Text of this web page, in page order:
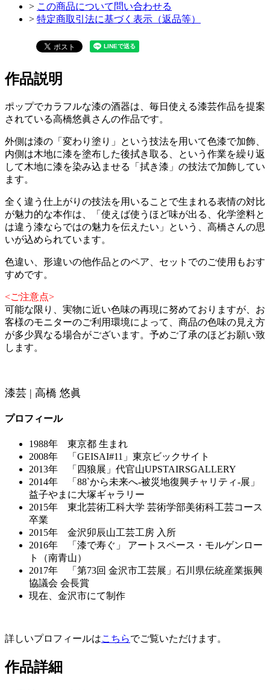
> この商品について問い合わせる
> 特定商取引法に基づく表示（返品等）
作品説明
ポップでカラフルな漆の酒器は、毎日使える漆芸作品を提案
されている高橋悠眞さんの作品です。
外側は漆の「変わり塗り」という技法を用いて色漆で加飾、
内側は木地に漆を塗布した後拭き取る、という作業を繰り返
して木地に漆を染み込ませる「拭き漆」の技法で加飾してい
ます。
全く違う仕上がりの技法を用いることで生まれる表情の対比
が魅力的な本作は、「使えば使うほど味が出る、化学塗料と
は違う漆ならではの魅力を伝えたい」という、高橋さんの思
いが込められています。
色違い、形違いの他作品とのペア、セットでのご使用もおす
すめです。
<ご注意点>
可能な限り、実物に近い色味の再現に努めておりますが、お
客様のモニターのご利用環境によって、商品の色味の見え方
が多少異なる場合がございます。予めご了承のほどお願い致
します。
漆芸 | 高橋 悠眞
プロフィール
1988年 東京都 生まれ
2008年 「GEISAI#11」東京ビックサイト
2013年 「四狼展」代官山UPSTAIRSGALLERY
2014年 「88`から未来へ-被災地復興チャリティ-展」
益子やまに大塚ギャラリー
2015年 東北芸術工科大学 芸術学部美術科工芸コース
卒業
2015年 金沢卯辰山工芸工房 入所
2016年 「漆で寿ぐ」 アートスペース・モルゲンロー
ト（南青山）
2017年 「第73回 金沢市工芸展」石川県伝統産業振興
協議会 会長賞
現在、金沢市にて制作
詳しいプロフィールはこちらでご覧いただけます。
作品詳細